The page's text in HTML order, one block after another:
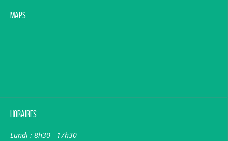
Maps
Horaires
Lundi : 8h30 - 17h30